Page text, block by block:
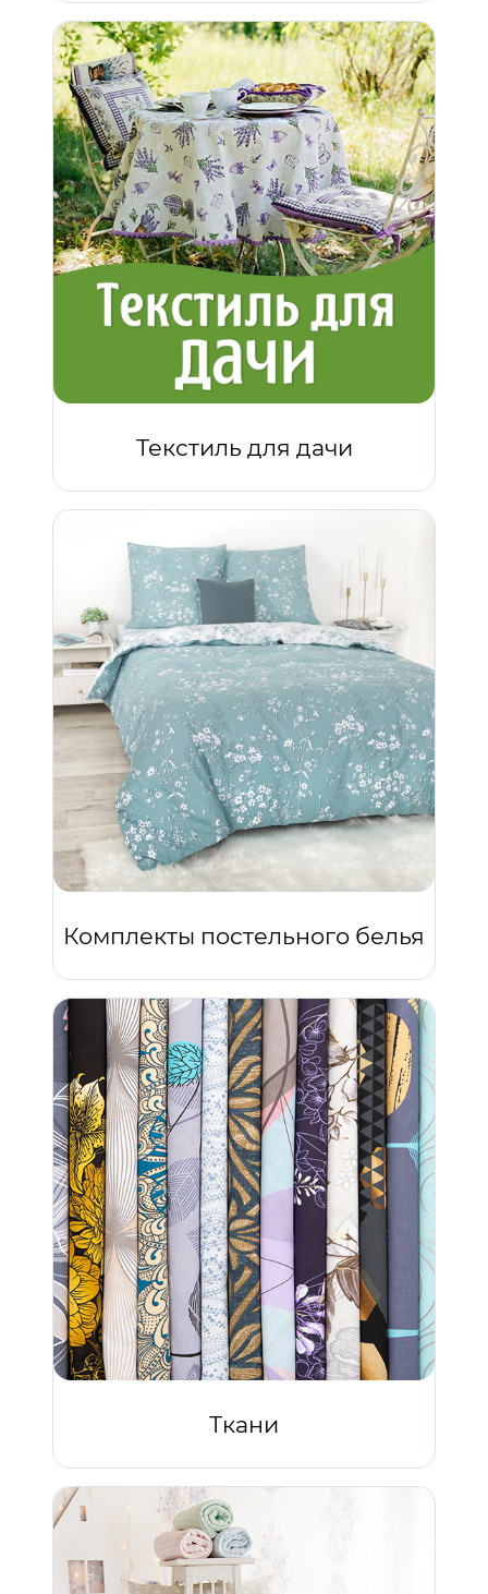
Текстиль для дачи
Комплекты постельного белья
Ткани